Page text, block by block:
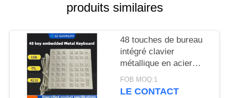
PRIVACY
POLICY
produits similaires
48 touches de bureau
intégré clavier
métallique en acier
inoxydable interface
USB GZ-B035013
FOB MOQ:1
LE CONTACT